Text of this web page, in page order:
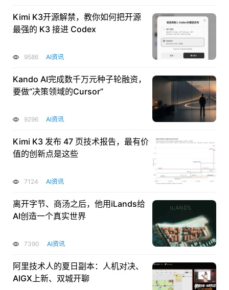
Kimi K3开源解禁，教你如何把开源
最强的 K3 接进 Codex
9586 AI资讯
Kando AI完成数千万元种子轮融资，
要做“决策领域的Cursor”
9296 AI资讯
Kimi K3 发布 47 页技术报告，最有价
值的创新点是这些
7124 AI资讯
离开字节、商汤之后，他用iLands给
AI创造一个真实世界
7390 AI资讯
阿里技术人的夏日副本：人机对决、
AIGX上新、双城开聊